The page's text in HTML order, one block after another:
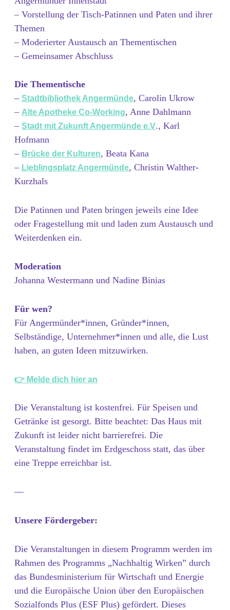
– Vorstellung der Tisch-Patinnen und Paten und ihrer
Themen
– Moderierter Austausch an Thementischen
– Gemeinsamer Abschluss
Die Thementische
– Stadtbibliothek Angermünde, Carolin Ukrow
– Alte Apotheke Co-Working, Anne Dahlmann
– Stadt mit Zukunft Angermünde e.V., Karl
Hofmann
– Brücke der Kulturen, Beata Kana
– Lieblingsplatz Angermünde, Christin Walther-
Kurzhals
Die Patinnen und Paten bringen jeweils eine Idee
oder Fragestellung mit und laden zum Austausch und
Weiterdenken ein.
Moderation
Johanna Westermann und Nadine Binias
Für wen?
Für Angermünder*innen, Gründer*innen,
Selbständige, Unternehmer*innen und alle, die Lust
haben, an guten Ideen mitzuwirken.
👉 Melde dich hier an
Die Veranstaltung ist kostenfrei. Für Speisen und
Getränke ist gesorgt. Bitte beachtet: Das Haus mit
Zukunft ist leider nicht barrierefrei. Die
Veranstaltung findet im Erdgeschoss statt, das über
eine Treppe erreichbar ist.
—
Unsere Fördergeber:
Die Veranstaltungen in diesem Programm werden im
Rahmen des Programms „Nachhaltig Wirken” durch
das Bundesministerium für Wirtschaft und Energie
und die Europäische Union über den Europäischen
Sozialfonds Plus (ESF Plus) gefördert. Dieses